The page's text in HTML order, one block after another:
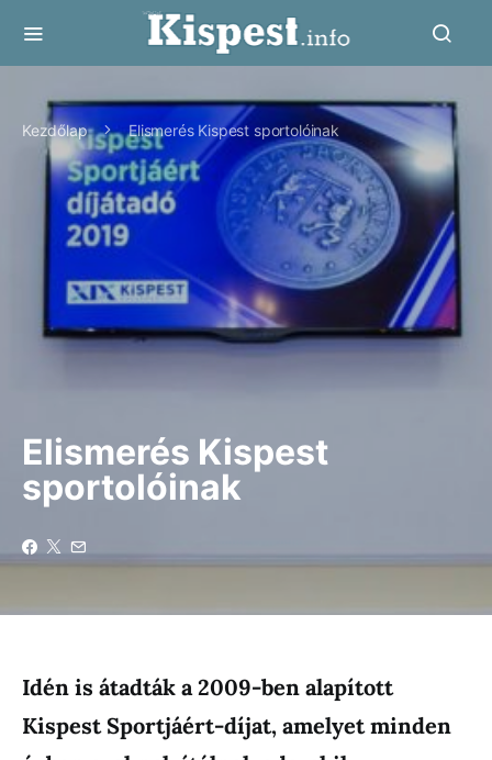
Kezdőlap Elismerés Kispest sportolóinak
Elismerés Kispest
sportolóinak
Idén is átadták a 2009-ben alapított
Kispest Sportjáért-díjat, amelyet minden